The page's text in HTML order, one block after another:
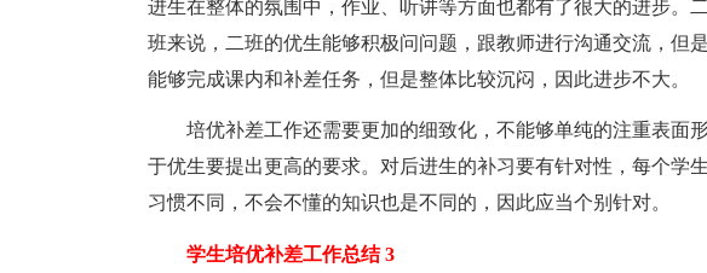
进生在整体的氛围中，作业、听讲等方面也都有了很大的进步。
班来说，二班的优生能够积极问问题，跟教师进行沟通交流，但
能够完成课内和补差任务，但是整体比较沉闷，因此进步不大。
培优补差工作还需要更加的细致化，不能够单纯的注重表面
于优生要提出更高的要求。对后进生的补习要有针对性，每个学
习惯不同，不会不懂的知识也是不同的，因此应当个别针对。
学生培优补差工作总结 3